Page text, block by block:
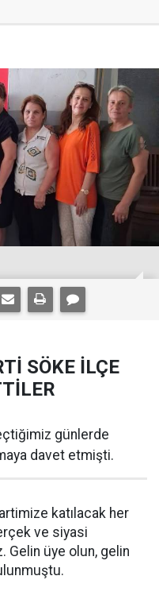
SÖKE İLÇE
günlerde
davet etmişti.
katılacak her
ve siyasi
Gelin üye olun, gelin